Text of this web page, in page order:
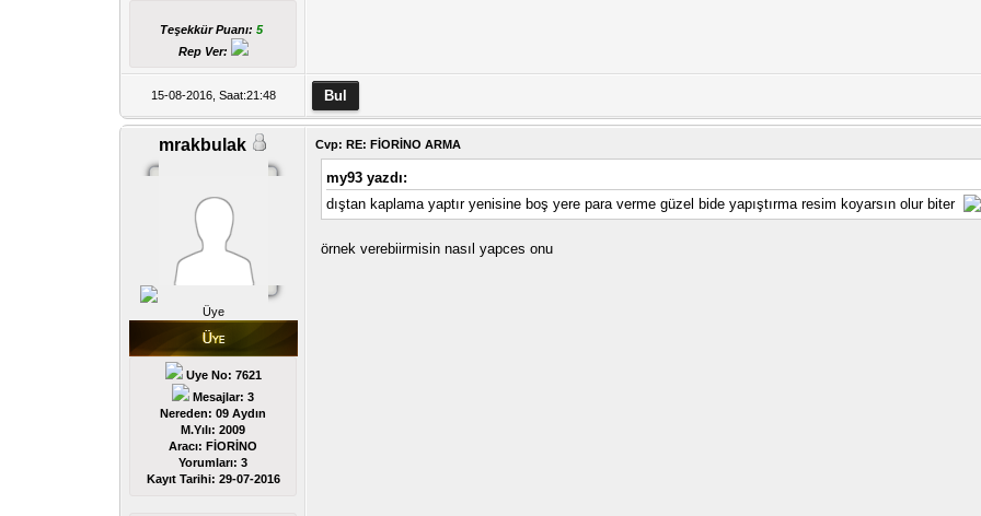
Teşekkür Puanı:5
Rep Ver:
15-08-2016, Saat:21:48
mrakbulak
Üye
Uye No: 7621
Mesajlar: 3
Nereden: 09 Aydın
M.Yılı: 2009
Aracı: FİORİNO
Yorumları:3
Kayıt Tarihi: 29-07-2016
Cvp: RE: FİORİNO ARMA
my93 yazdı:
dıştan kaplama yaptır yenisine boş yere para verme güzel bide yapıştırma resim koyarsın olur biter
örnek verebiirmisin nasıl yapces onu